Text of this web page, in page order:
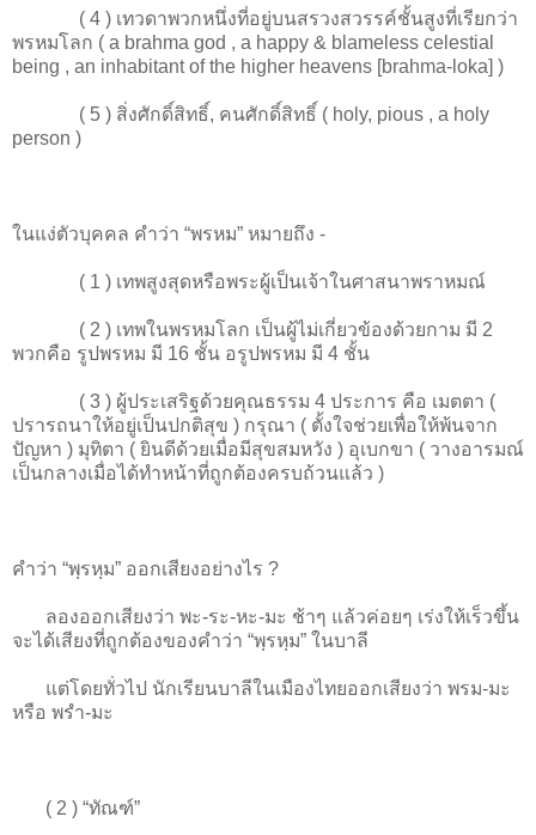
( 4 ) เทวดาพวกหนึ่งที่อยู่บนสรวงสวรรค์ชั้นสูงที่เรียกว่า
พรหมโลก ( a brahma god , a happy & blameless celestial
being , an inhabitant of the higher heavens [brahma-loka] )
( 5 ) สิ่งศักดิ์สิทธิ์, คนศักดิ์สิทธิ์ ( holy, pious , a holy
person )
ในแง่ตัวบุคคล คำว่า “พรหม” หมายถึง -
( 1 ) เทพสูงสุดหรือพระผู้เป็นเจ้าในศาสนาพราหมณ์
( 2 ) เทพในพรหมโลก เป็นผู้ไม่เกี่ยวข้องด้วยกาม มี 2
พวกคือ รูปพรหม มี 16 ชั้น อรูปพรหม มี 4 ชั้น
( 3 ) ผู้ประเสริฐด้วยคุณธรรม 4 ประการ คือ เมตตา (
ปรารถนาให้อยู่เป็นปกติสุข ) กรุณา ( ตั้งใจช่วยเพื่อให้พ้นจาก
ปัญหา ) มุทิตา ( ยินดีด้วยเมื่อมีสุขสมหวัง ) อุเบกขา ( วางอารมณ์
เป็นกลางเมื่อได้ทำหน้าที่ถูกต้องครบถ้วนแล้ว )
คำว่า “พฺรหฺม” ออกเสียงอย่างไร ?
ลองออกเสียงว่า พะ-ระ-หะ-มะ ช้าๆ แล้วค่อยๆ เร่งให้เร็วขึ้น
จะได้เสียงที่ถูกต้องของคำว่า “พฺรหฺม” ในบาลี
แต่โดยทั่วไป นักเรียนบาลีในเมืองไทยออกเสียงว่า พรม-มะ
หรือ พรำ-มะ
( 2 ) “ทัณฑ์”